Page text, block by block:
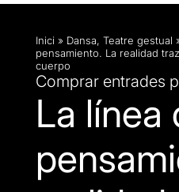
Inici » Dansa, Teatre gestual
pensamiento. La realidad
cuerpo
Comprar entrades
La línea